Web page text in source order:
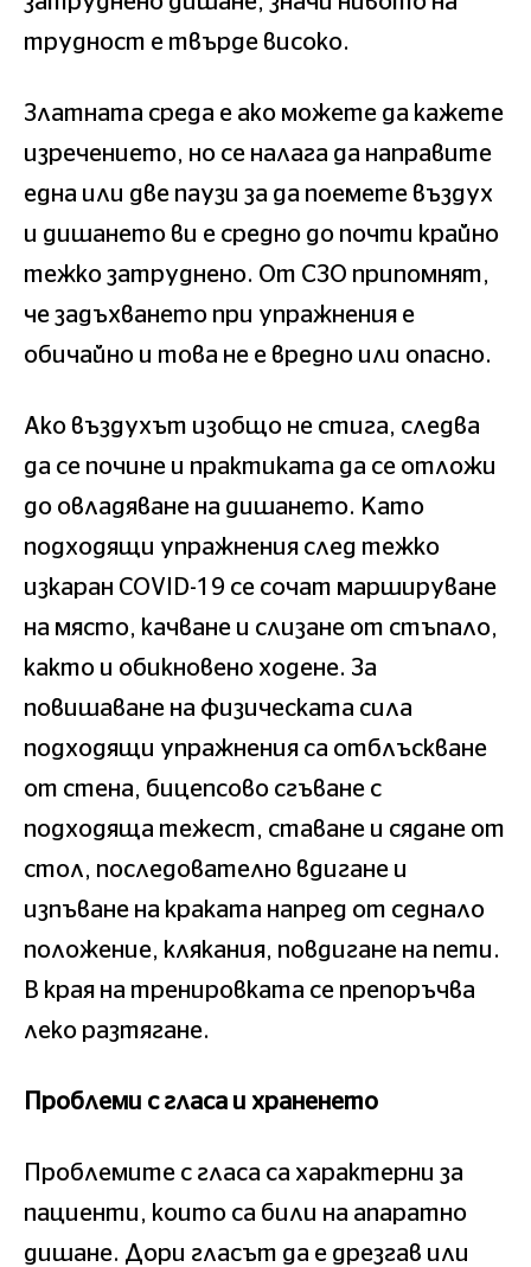
трудност е твърде високо.
Златната среда е ако можете да кажете
изречението, но се налага да направите
една или две паузи за да поемете въздух
и дишането ви е средно до почти крайно
тежко затруднено. От СЗО припомнят,
че задъхването при упражнения е
обичайно и това не е вредно или опасно.
Ако въздухът изобщо не стига, следва
да се почине и практиката да се отложи
до овладяване на дишането. Като
подходящи упражнения след тежко
изкаран COVID-19 се сочат маршируване
на място, качване и слизане от стъпало,
както и обикновено ходене. За
повишаване на физическата сила
подходящи упражнения са отблъскване
от стена, бицепсово сгъване с
подходяща тежест, ставане и сядане от
стол, последователно вдигане и
изпъване на краката напред от седнало
положение, клякания, повдигане на пети.
В края на тренировката се препоръчва
леко разтягане.
Проблеми с гласа и храненето
Проблемите с гласа са характерни за
пациенти, които са били на апаратно
дишане. Дори гласът да е дрезгав или